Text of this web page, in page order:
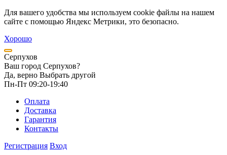
Для вашего удобства мы используем cookie файлы на нашем
сайте с помощью Яндекс Метрики, это безопасно.
Хорошо
Серпухов
Ваш город Серпухов?
Да, верно Выбрать другой
Пн-Пт 09:20-19:40
Оплата
Доставка
Гарантия
Контакты
Регистрация Вход